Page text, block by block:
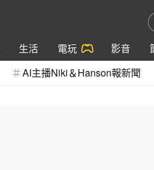
生活 電玩 影音
AI主播Niki＆Hanson報新聞